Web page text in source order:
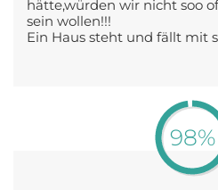
hätte,würden wir nicht soo
sein wollen!!!
Ein Haus steht und fällt mit
98%